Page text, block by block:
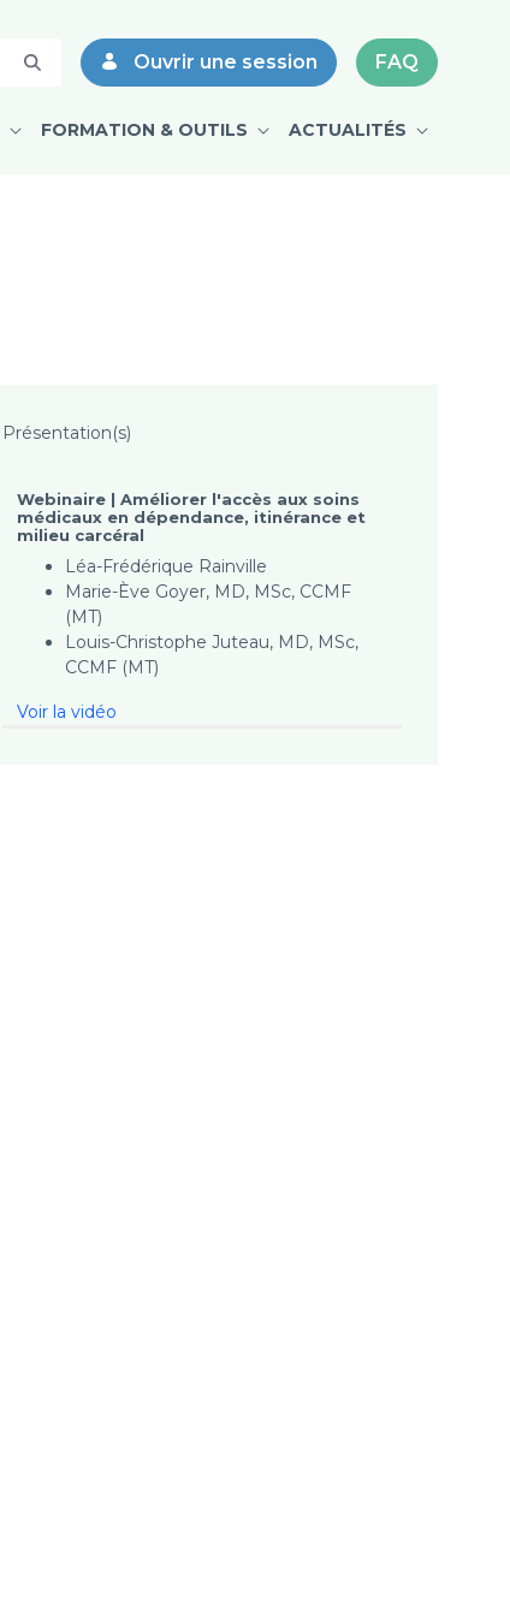
Ouvrir une session FAQ
FORMATION & OUTILS ACTUALITÉS
Présentation(s)
Webinaire | Améliorer l'accès aux soins
médicaux en dépendance, itinérance et
milieu carcéral
Léa-Frédérique Rainville
Marie-Ève Goyer, MD, MSc, CCMF
(MT)
Louis-Christophe Juteau, MD, MSc,
CCMF (MT)
Voir la vidéo